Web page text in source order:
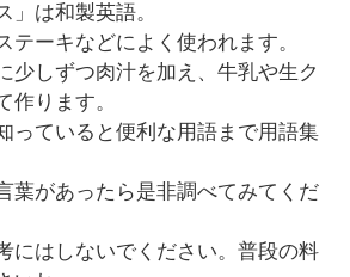
」は和製英語。
テーキなどによく使われます。
少しずつ肉汁を加え、牛乳や生ク
作ります。
っていると便利な用語まで用語集
葉があったら是非調べてみてくだ
にはしないでください。普段の料